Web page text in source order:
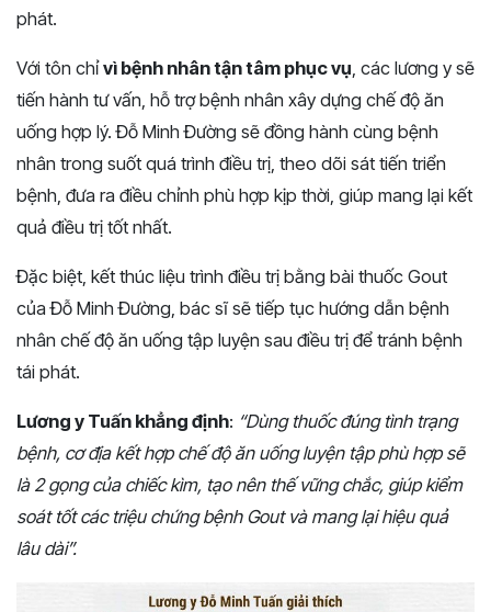
phát.
Với tôn chỉvì bệnh nhân tận tâm phục vụ, các lương y sẽ
tiến hành tư vấn, hỗ trợ bệnh nhân xây dựng chế độ ăn
uống hợp lý.Đỗ Minh Đường sẽ đồng hành cùng bệnh
nhân trong suốt quá trình điều trị, theo dõi sát tiến triển
bệnh, đưa ra điều chỉnh phù hợp kịp thời, giúp mang lại kết
quả điều trị tốt nhất.
Đặc biệt, kết thúc liệu trình điều trị bằng bài thuốc Gout
của Đỗ Minh Đường, bác sĩ sẽ tiếp tục hướng dẫn bệnh
nhân chế độ ăn uống tập luyện sau điều trị để tránh bệnh
tái phát.
Lương y Tuấn khẳng định: “Dùng thuốc đúng tình trạng
bệnh, cơ địa kết hợp chế độ ăn uống luyện tập phù hợp sẽ
là 2 gọng của chiếc kìm, tạo nên thế vững chắc, giúp kiểm
soát tốt các triệu chứng bệnh Gout và mang lại hiệu quả
lâu dài”.